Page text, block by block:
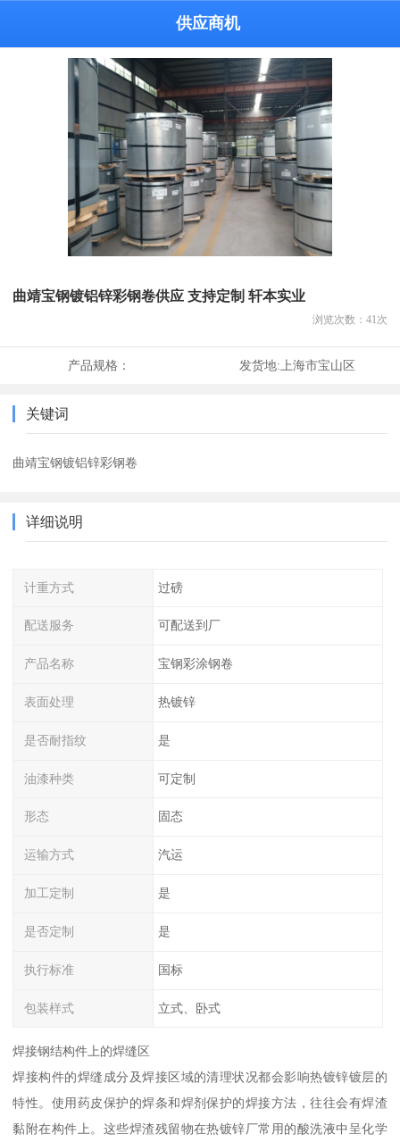
供应商机
曲靖宝钢镀铝锌彩钢卷供应 支持定制 轩本实业
浏览次数： 41 次
产品规格： 发货地:上海市宝山区
关键词
曲靖宝钢镀铝锌彩钢卷
详细说明
计重方式 过磅
配送服务 可配送到厂
产品名称 宝钢彩涂钢卷
表面处理 热镀锌
是否耐指纹 是
油漆种类 可定制
形态 固态
运输方式 汽运
加工定制 是
是否定制 是
执行标准 国标
包装样式 立式、卧式
焊接钢结构件上的焊缝区
焊接构件的焊缝成分及焊接区域的清理状况都会影响热镀锌镀层的
特性。使用药皮保护的焊条和焊剂保护的焊接方法，往往会有焊渣
黏附在构件上。这些焊渣残留物在热镀锌厂常用的酸洗液中呈化学